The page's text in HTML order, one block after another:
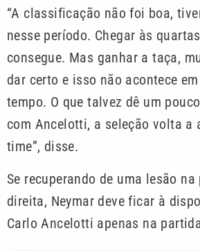
“A classificação não foi boa,
nesse período. Chegar às
consegue. Mas ganhar a taça,
dar certo e isso não acontece
tempo. O que talvez dê um
com Ancelotti, a seleção volta a
time”, disse.
Se recuperando de uma lesão
direita, Neymar deve ficar à
Carlo Ancelotti apenas na